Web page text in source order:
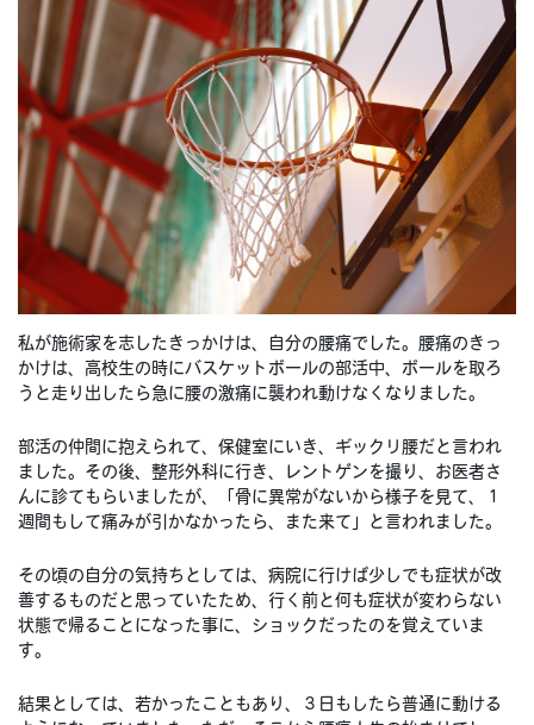
私が施術家を志したきっかけは、自分の腰痛でした。腰痛のきっ
かけは、高校生の時にバスケットボールの部活中、ボールを取ろ
うと走り出したら急に腰の激痛に襲われ動けなくなりました。
部活の仲間に抱えられて、保健室にいき、ギックリ腰だと言われ
ました。その後、整形外科に行き、レントゲンを撮り、お医者さ
んに診てもらいましたが、「骨に異常がないから様子を見て、１
週間もして痛みが引かなかったら、また来て」と言われました。
その頃の自分の気持ちとしては、病院に行けば少しでも症状が改
善するものだと思っていたため、行く前と何も症状が変わらない
状態で帰ることになった事に、ショックだったのを覚えていま
す。
結果としては、若かったこともあり、３日もしたら普通に動ける